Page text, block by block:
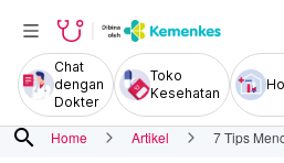
Chat
dengan
Dokter
Toko
Kesehatan
search Home Artikel 7 Tips